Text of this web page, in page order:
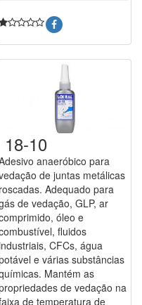
18-10
anaeróbico para
de juntas metálicas
roscadas. Adequado para
de vedação, GLP, ar
óleo e
fluidos
CFCs, água
e várias substâncias
Mantém as
de vedação na
de temperatura de